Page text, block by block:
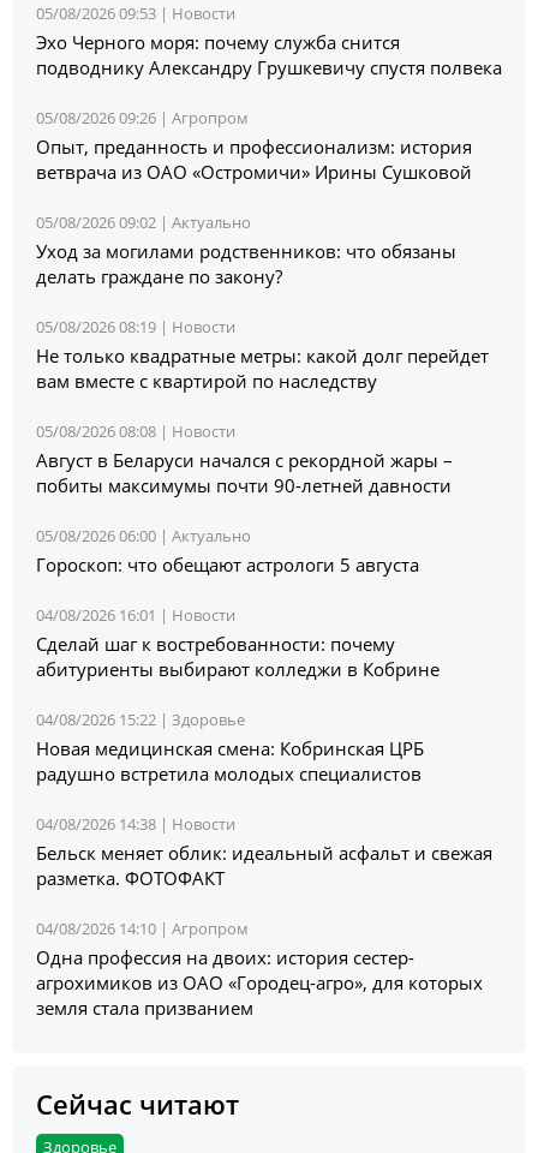
05/08/2026 09:53 | Новости
Эхо Черного моря: почему служба снится
подводнику Александру Грушкевичу спустя полвека
05/08/2026 09:26 | Агропром
Опыт, преданность и профессионализм: история
ветврача из ОАО «Остромичи» Ирины Сушковой
05/08/2026 09:02 | Актуально
Уход за могилами родственников: что обязаны
делать граждане по закону?
05/08/2026 08:19 | Новости
Не только квадратные метры: какой долг перейдет
вам вместе с квартирой по наследству
05/08/2026 08:08 | Новости
Август в Беларуси началcя с рекордной жары –
побиты максимумы почти 90-летней давности
05/08/2026 06:00 | Актуально
Гороскоп: что обещают астрологи 5 августа
04/08/2026 16:01 | Новости
Сделай шаг к востребованности: почему
абитуриенты выбирают колледжи в Кобрине
04/08/2026 15:22 | Здоровье
Новая медицинская смена: Кобринская ЦРБ
радушно встретила молодых специалистов
04/08/2026 14:38 | Новости
Бельск меняет облик: идеальный асфальт и свежая
разметка. ФОТОФАКТ
04/08/2026 14:10 | Агропром
Одна профессия на двоих: история сестер-
агрохимиков из ОАО «Городец-агро», для которых
земля стала призванием
Сейчас читают
Здоровье